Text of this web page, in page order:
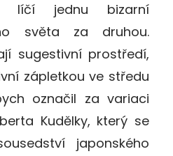
líčí jednu bizarní
světa za druhou.
sugestivní prostředí,
zápletkou ve středu
označil za variaci
Kudělky, který se
japonského